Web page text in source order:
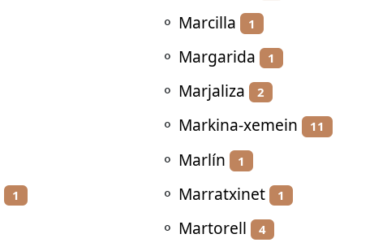
1
⚬ Marcilla 1
⚬ Margarida 1
⚬ Marjaliza 2
⚬ Markina-xemein 11
⚬ Marlín 1
⚬ Marratxinet 1
⚬ Martorell 4